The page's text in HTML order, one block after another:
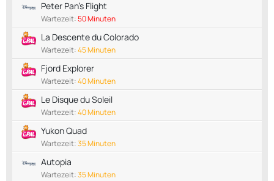
Peter Pan's Flight
Wartezeit:50 Minuten
La Descente du Colorado
Wartezeit:45 Minuten
Fjord Explorer
Wartezeit:40 Minuten
Le Disque du Soleil
Wartezeit:40 Minuten
Yukon Quad
Wartezeit:35 Minuten
Autopia
Wartezeit:35 Minuten